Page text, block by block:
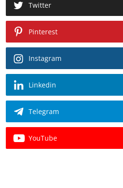
Twitter
Pinterest
Instagram
Linkedin
Telegram
YouTube